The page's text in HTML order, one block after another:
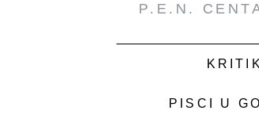
P.E.N.
PISCI U